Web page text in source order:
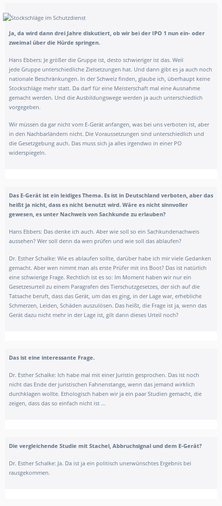
Ja, da wird dann drei Jahre diskutiert, ob wir bei der IPO 1 nun ein- oder
zweimal über die Hürde springen.
Hans Ebbers: Je größer die Gruppe ist, desto schwieriger ist das. Weil
jede Gruppe unterschiedliche Zielsetzungen hat. Und dann gibt es ja auch noch
nationale Beschränkungen. In der Schweiz finden, glaube ich, überhaupt keine
Stockschläge mehr statt. Da darf für eine Meisterschaft mal eine Ausnahme
gemacht werden. Und die Ausbildungswege werden ja auch unterschiedlich
vorgegeben.
Wir müssen da gar nicht vom E-Gerät anfangen, was bei uns verboten ist, aber
in den Nachbarländern nicht. Die Voraussetzungen sind unterschiedlich und
die Gesetzgebung auch. Das muss sich ja alles irgendwo in einer PO
widerspiegeln.
Das E-Gerät ist ein leidiges Thema. Es ist in Deutschland verboten, aber das
heißt ja nicht, dass es nicht benutzt wird. Wäre es nicht sinnvoller
gewesen, es unter Nachweis von Sachkunde zu erlauben?
Hans Ebbers: Das denke ich auch. Aber wie soll so ein Sachkundenachweis
aussehen? Wer soll denn da wen prüfen und wie soll das ablaufen?
Dr. Esther Schalke: Wie es ablaufen sollte, darüber habe ich mir viele Gedanken
gemacht. Aber wen nimmt man als erste Prüfer mit ins Boot? Das ist natürlich
eine schwierige Frage. Rechtlich ist es so: Im Moment haben wir nur ein
Gesetzesurteil zu einem Paragrafen des Tierschutzgesetzes, der sich auf die
Tatsache beruft, dass das Gerät, um das es ging, in der Lage war, erhebliche
Schmerzen, Leiden, Schäden auszulösen. Das heißt, die Frage ist ja, wenn das
Gerät dazu nicht mehr in der Lage ist, gilt dann dieses Urteil noch?
Das ist eine interessante Frage.
Dr. Esther Schalke: Ich habe mal mit einer Juristin gesprochen. Das ist noch
nicht das Ende der juristischen Fahnenstange, wenn das jemand wirklich
durchklagen wollte. Ethologisch haben wir ja ein paar Studien gemacht, die
zeigen, dass das so einfach nicht ist ...
Die vergleichende Studie mit Stachel, Abbruchsignal und dem E-Gerät?
Dr. Esther Schalke: Ja. Da ist ja ein politisch unerwünschtes Ergebnis bei
rausgekommen.